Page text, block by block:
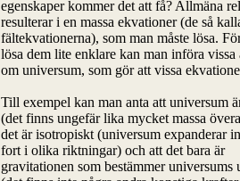
egenskaper kommer det att få? Allmäna
resulterar i en massa ekvationer (de så
fältekvationerna), som man måste lösa.
lösa dem lite enklare kan man införa vissa
om universum, som gör att vissa
Till exempel kan man anta att universum
(det finns ungefär lika mycket massa
det är isotropiskt (universum expanderar
fort i olika riktningar) och att det bara är
gravitationen som bestämmer universums